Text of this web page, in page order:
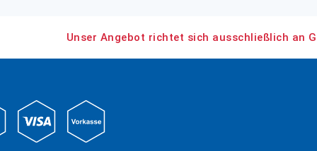
Unser Angebot richtet sich ausschließlich an